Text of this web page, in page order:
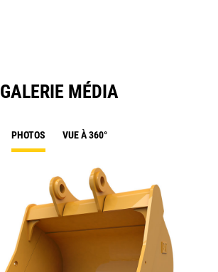
GALERIE MÉDIA
PHOTOS VUE À 360°